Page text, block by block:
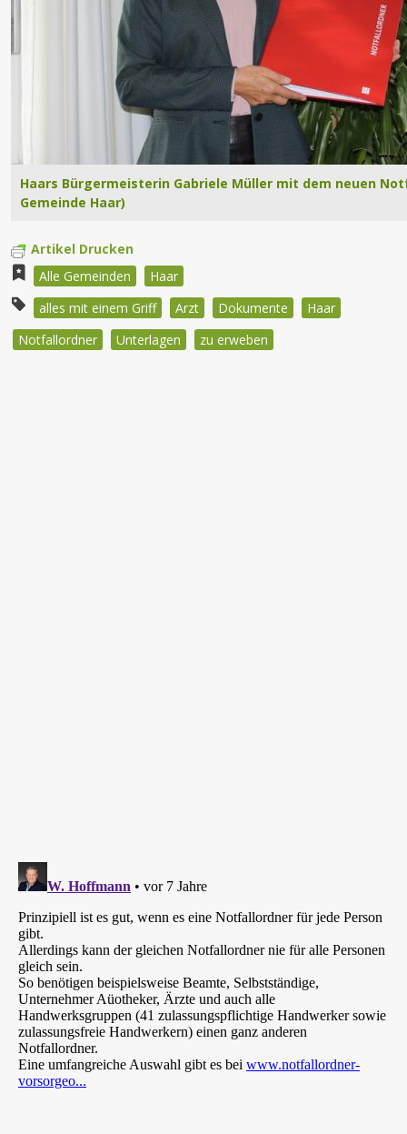
Haars Bürgermeisterin Gabriele Müller mit dem neuen
Gemeinde Haar)
Artikel Drucken
Alle Gemeinden
Haar
alles mit einem Griff
Arzt Dokumente
Haar
Notfallordner
Unterlagen zu erweben